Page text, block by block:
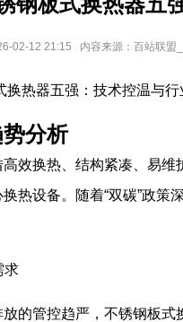
02-12 21:15 内容来源：百站联盟
换热器五强：技术控温与
分析
效换热、结构紧凑、易
热设备。随着“双碳”政
求
的管控趋严，不锈钢板式